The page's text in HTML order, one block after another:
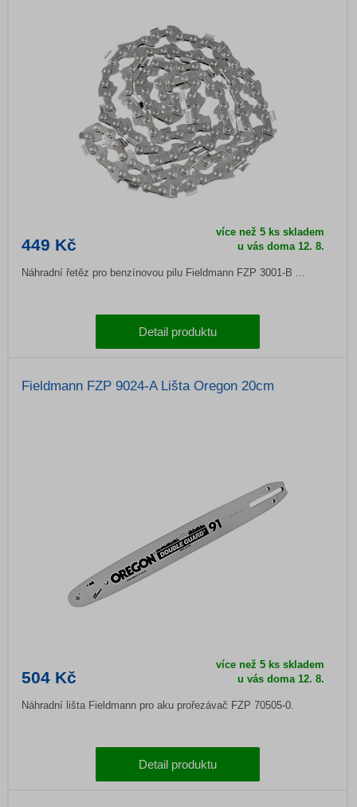
449 Kč
více než 5 ks skladem
u vás doma12. 8.
Náhradní řetěz pro benzínovou pilu Fieldmann FZP 3001-B ...
Detail produktu
Fieldmann FZP 9024-A Lišta Oregon 20cm
504 Kč
více než 5 ks skladem
u vás doma12. 8.
Náhradní lišta Fieldmann pro aku prořezávač FZP 70505-0.
Detail produktu